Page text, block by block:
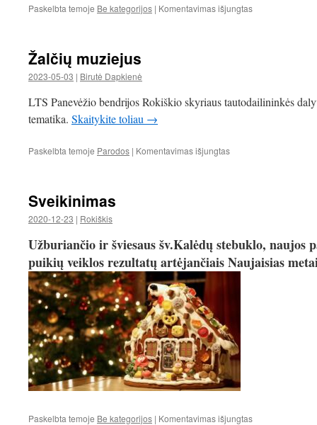
Paskelbta temoje Be kategorijos | Komentavimas išjungtasįraše
Žalčių muziejus
2023-05-03 | Birutė Dapkienė
LTS Panevėžio bendrijos Rokiškio skyriaus tautodailininkės
tematika. Skaitykite toliau →
Paskelbta temoje Parodos | Komentavimas išjungtasįraše
Sveikinimas
2020-12-23 | Rokiškis
Užburiančio ir šviesaus šv.Kalėdų stebuklo, naujos
puikių veiklos rezultatų artėjančiais Naujaisias
Paskelbta temoje Be kategorijos | Komentavimas išjungtasįraše